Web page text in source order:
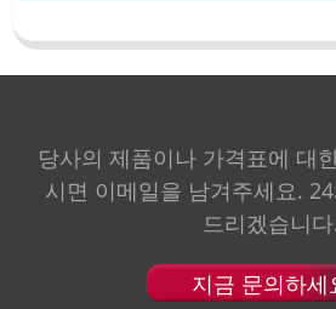
당사의 제품이나 가격표에 대
시면 이메일을 남겨주세요.
드리겠습니
지금 문의하세